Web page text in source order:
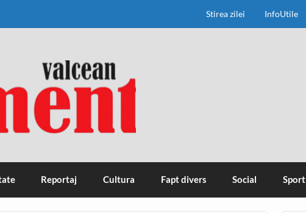
Stirea zilei InfoUtile
Reportaj Cultura Fapt divers Social Sport